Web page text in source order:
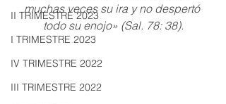
II TRIMESTRE 2023
I TRIMESTRE 2023
IV TRIMESTRE 2022
III TRIMESTRE 2022
muchas veces su ira y no despertó
todo su enojo» (Sal. 78: 38).